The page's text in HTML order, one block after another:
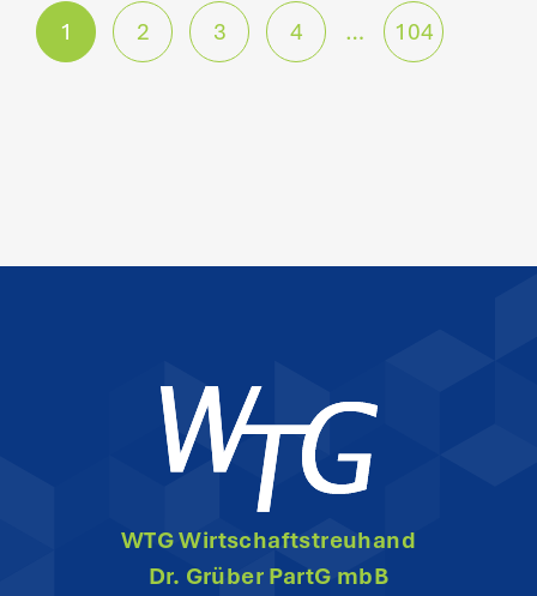
P
o
1 2 3 4 … 104
WTG Wirtschaftstreuhand
Dr. Grüber PartG mbB